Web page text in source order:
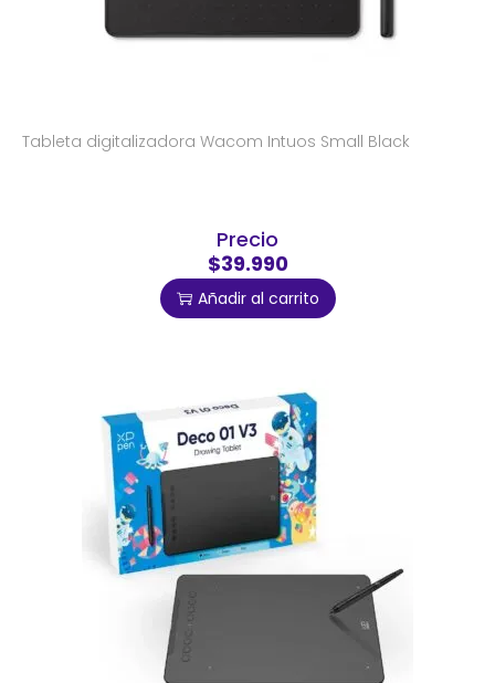
Tableta digitalizadora Wacom Intuos Small Black
Precio
$39.990
Añadir al carrito